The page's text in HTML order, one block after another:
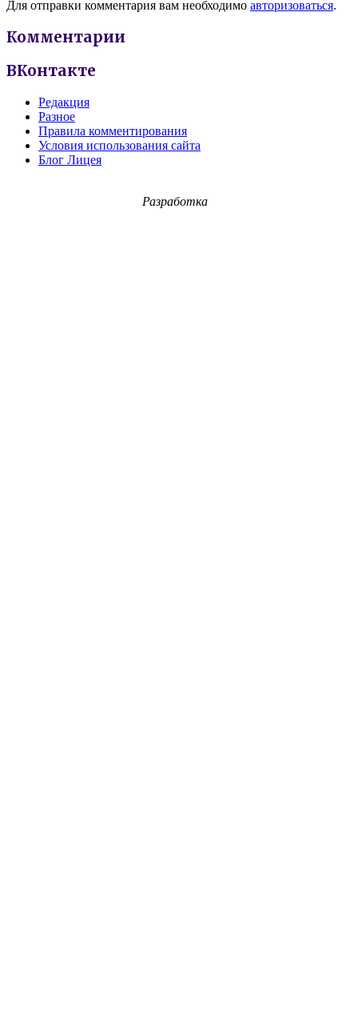
Для отправки комментария вам необходимо авторизоваться.
Комментарии
ВКонтакте
Редакция
Разное
Правила комментирования
Условия использования сайта
Блог Лицея
Разработка